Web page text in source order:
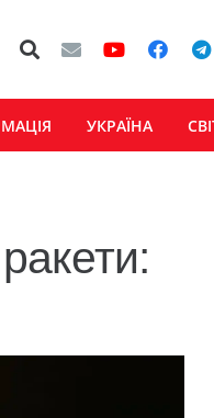
УКРАЇНА